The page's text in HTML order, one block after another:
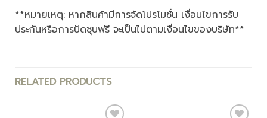
**หมายเหตุ: หากสินค้ามีการจัดโปรโมชั่น เงื่อนไขการรับ
ประกันหรือการปัดชุบฟรี จะเป็นไปตามเงื่อนไขของบริษัท**
RELATED PRODUCTS